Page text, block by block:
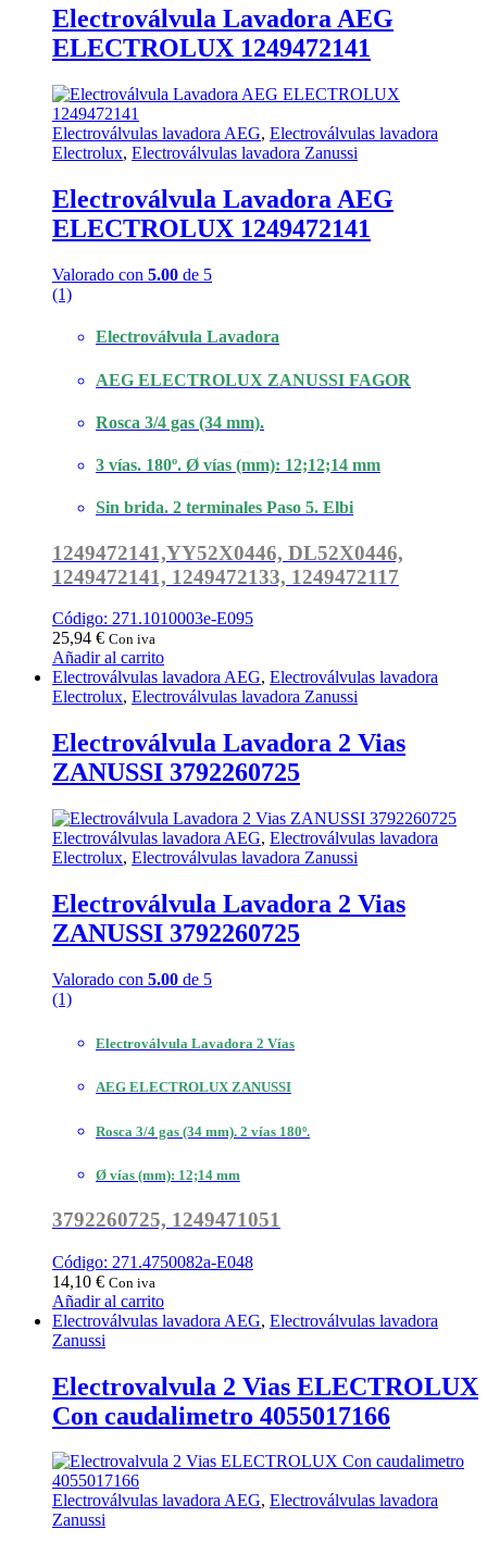
Electroválvula Lavadora AEG
ELECTROLUX 1249472141
Electroválvulas lavadora AEG, Electroválvulas lavadora
Electrolux, Electroválvulas lavadora Zanussi
Electroválvula Lavadora AEG
ELECTROLUX 1249472141
Valorado con 5.00 de 5
(1)
Electroválvula Lavadora
AEG ELECTROLUX ZANUSSI FAGOR
Rosca 3/4 gas (34 mm).
3 vías. 180º. Ø vías (mm): 12;12;14 mm
Sin brida. 2 terminales Paso 5. Elbi
1249472141,YY52X0446, DL52X0446,
1249472141, 1249472133, 1249472117
Código: 271.1010003e-E095
25,94 € Con iva
Añadir al carrito
Electroválvulas lavadora AEG, Electroválvulas lavadora
Electrolux, Electroválvulas lavadora Zanussi
Electroválvula Lavadora 2 Vias
ZANUSSI 3792260725
Electroválvulas lavadora AEG, Electroválvulas lavadora
Electrolux, Electroválvulas lavadora Zanussi
Electroválvula Lavadora 2 Vias
ZANUSSI 3792260725
Valorado con 5.00 de 5
(1)
Electroválvula Lavadora 2 Vías
AEG ELECTROLUX ZANUSSI
Rosca 3/4 gas (34 mm). 2 vías 180º.
Ø vías (mm): 12;14 mm
3792260725, 1249471051
Código: 271.4750082a-E048
14,10 € Con iva
Añadir al carrito
Electroválvulas lavadora AEG, Electroválvulas lavadora
Zanussi
Electrovalvula 2 Vias ELECTROLUX
Con caudalimetro 4055017166
Electroválvulas lavadora AEG, Electroválvulas lavadora
Zanussi